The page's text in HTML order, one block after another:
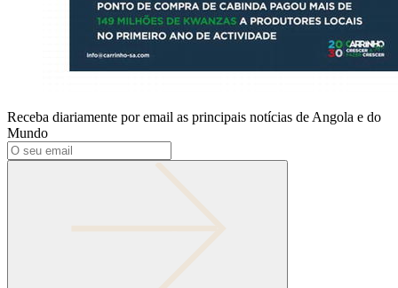
Receba diariamente por email as principais notícias de Angola e do
Mundo